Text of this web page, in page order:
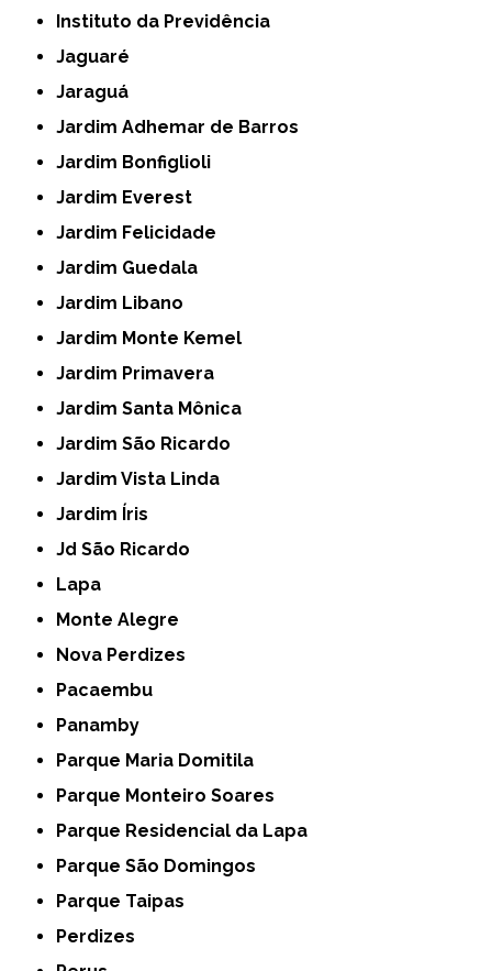
Instituto da Previdência
Jaguaré
Jaraguá
Jardim Adhemar de Barros
Jardim Bonfiglioli
Jardim Everest
Jardim Felicidade
Jardim Guedala
Jardim Libano
Jardim Monte Kemel
Jardim Primavera
Jardim Santa Mônica
Jardim São Ricardo
Jardim Vista Linda
Jardim Íris
Jd São Ricardo
Lapa
Monte Alegre
Nova Perdizes
Pacaembu
Panamby
Parque Maria Domitila
Parque Monteiro Soares
Parque Residencial da Lapa
Parque São Domingos
Parque Taipas
Perdizes